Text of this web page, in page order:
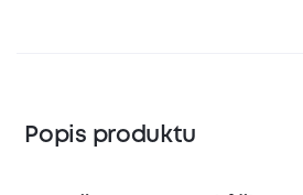
Popis produktu